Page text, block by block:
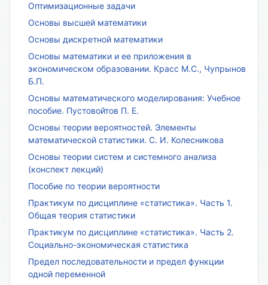
Оптимизационные задачи
Основы высшей математики
Основы дискретной математики
Основы математики и ее приложения в
экономическом образовании. Красс М.С., Чупрынов
Б.П.
Основы математического моделирования: Учебное
пособие. Пустовойтов П. Е.
Основы теории вероятностей. Элементы
математической статистики. С. И. Колесникова
Основы теории систем и системного анализа
(конспект лекций)
Пособие по теории вероятности
Практикум по дисциплине «статистика». Часть 1.
Общая теория статистики
Практикум по дисциплине «статистика». Часть 2.
Социально-экономическая статистика
Предел последовательности и предел функции
одной переменной